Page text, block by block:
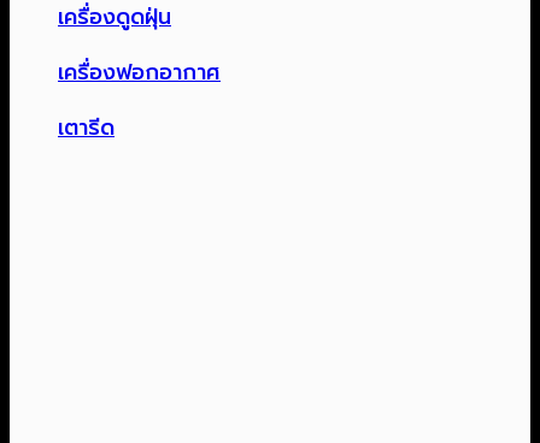
เครื่องดูดฝุ่น
เครื่องฟอกอากาศ
เตารีด